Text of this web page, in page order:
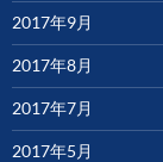
2017年9月
2017年8月
2017年7月
2017年5月